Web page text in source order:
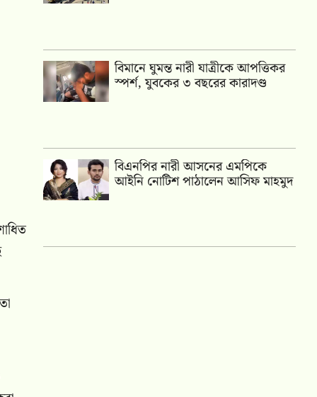
বিমানে ঘুমন্ত নারী যাত্রীকে আপত্তিকর
স্পর্শ, যুবকের ৩ বছরের কারাদণ্ড
বিএনপির নারী আসনের এমপিকে
আইনি নোটিশ পাঠালেন আসিফ মাহমুদ